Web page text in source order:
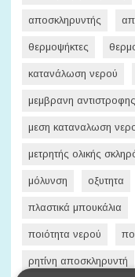
αποσκληρυντής
θερμοψήκτες
κατανάλωση νερού
μεμβρανη
μεση καταναλωση
μετρητής ολικής
μόλυνση οξυτητα
πλαστικά μπουκάλια
ποιότητα νερού
ρητίνη αποσκληρυντή